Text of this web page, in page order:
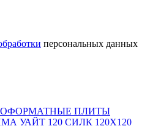
персональных данных